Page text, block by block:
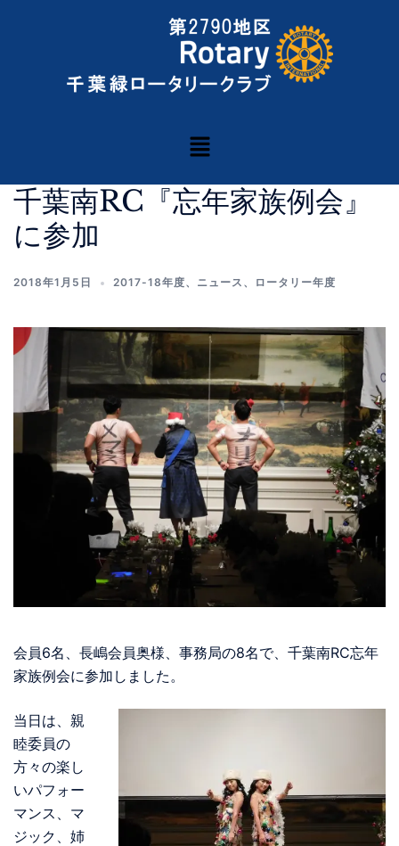
千葉南RC『忘年家族例会』
に参加
2018年1月5日 2017-18年度、 ニュース 、 ロータリー年度
会員6名、長嶋会員奥様、事務局の8名で、千葉南RC忘年
家族例会に参加しました。
当日は、親
睦委員の
方々の楽し
いパフォー
マンス、マ
ジック、姉